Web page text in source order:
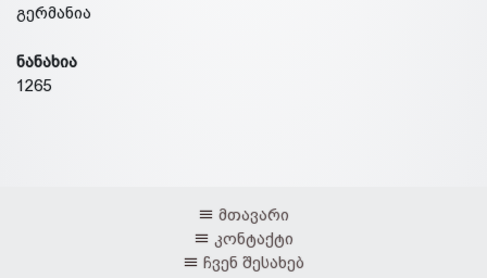
გერმანია
ნანახია
1265
მთავარი
კონტაქტი
ჩვენ შესახებ